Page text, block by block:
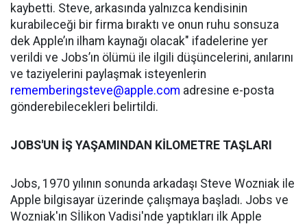
kaybetti. Steve, arkasında yalnızca kendisinin
kurabileceği bir firma bıraktı ve onun ruhu sonsuza
dek Apple’ın ilham kaynağı olacak" ifadelerine yer
verildi ve Jobs’ın ölümü ile ilgili düşüncelerini, anılarını
ve taziyelerini paylaşmak isteyenlerin
rememberingsteve@apple.com adresine e-posta
gönderebilecekleri belirtildi.
JOBS'UN İŞ YAŞAMINDAN KİLOMETRE TAŞLARI
Jobs, 1970 yılının sonunda arkadaşı Steve Wozniak ile
Apple bilgisayar üzerinde çalışmaya başladı. Jobs ve
Wozniak'ın Sİlikon Vadisi'nde yaptıkları ilk Apple